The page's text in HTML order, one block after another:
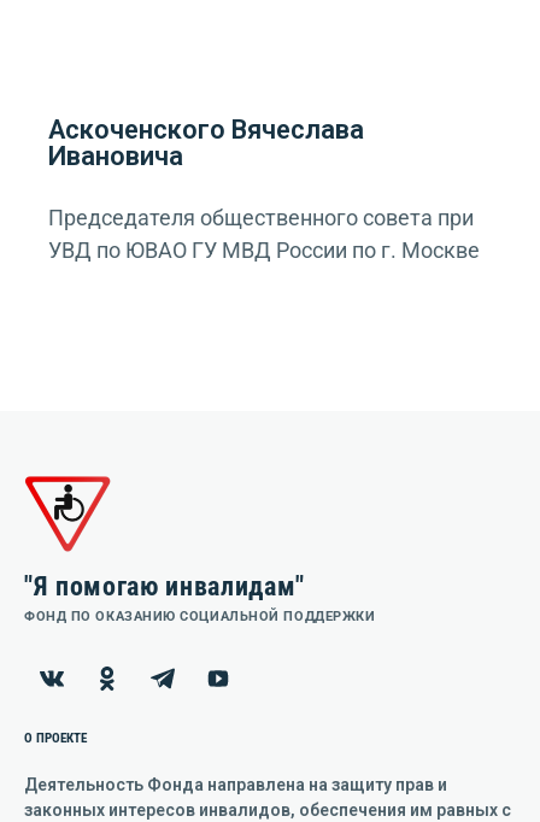
Аскоченского Вячеслава
Ивановича
Председателя общественного совета при
УВД по ЮВАО ГУ МВД России по г. Москве
"Я помогаю инвалидам"
ФОНД ПО ОКАЗАНИЮ СОЦИАЛЬНОЙ ПОДДЕРЖКИ
О ПРОЕКТЕ
Деятельность Фонда направлена на защиту прав и
законных интересов инвалидов, обеспечения им равных с